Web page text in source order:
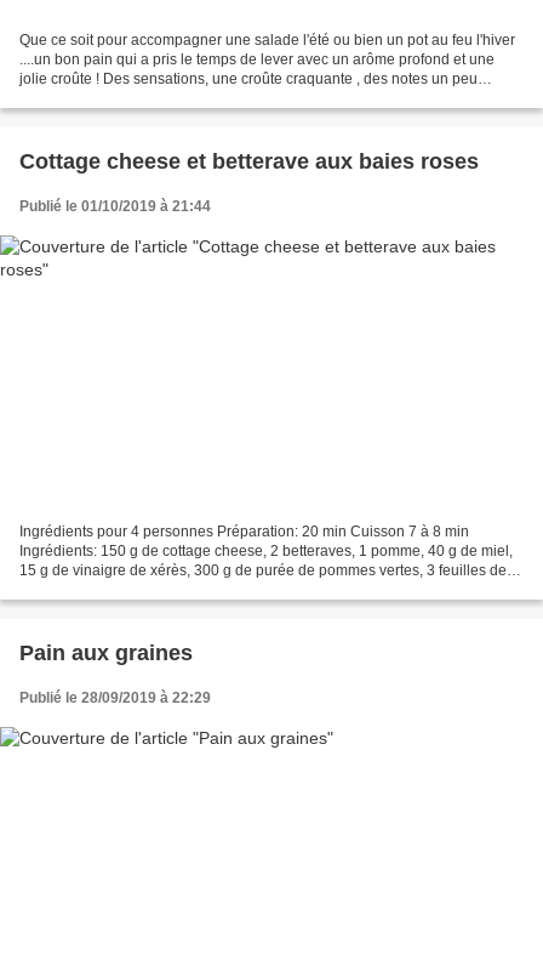
Que ce soit pour accompagner une salade l'été ou bien un pot au feu l'hiver
....un bon pain qui a pris le temps de lever avec un arôme profond et une
jolie croûte ! Des sensations, une croûte craquante , des notes un peu
Cottage cheese et betterave aux baies roses
Publié le 01/10/2019 à 21:44
Ingrédients pour 4 personnes Préparation: 20 min Cuisson 7 à 8 min
Ingrédients: 150 g de cottage cheese, 2 betteraves, 1 pomme, 40 g de miel,
15 g de vinaigre de xérès, 300 g de purée de pommes vertes, 3 feuilles de
Pain aux graines
Publié le 28/09/2019 à 22:29